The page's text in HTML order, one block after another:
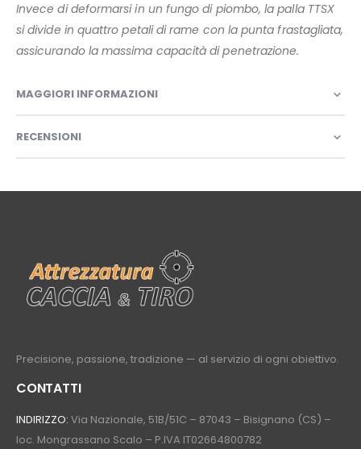
Invece di deformarsi in un fungo di piombo, la palla TTSX
si divide in quattro petali di rame con la punta frastagliata,
assicurando la massima capacità di penetrazione.
MAGGIORI INFORMAZIONI
RECENSIONI
Precisione, passione, tradizione — al servizio di ogni obiettivo.
CONTATTI
INDIRIZZO: Via Nazionale, 51B/51C – 87043 – Bisignano (CS) –
loc. Mongrassano Scalo – P.IVA IT02664800782